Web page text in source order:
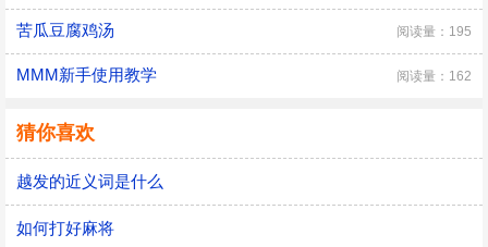
苦瓜豆腐鸡汤 阅读量：195
MMM新手使用教学 阅读量：162
猜你喜欢
越发的近义词是什么
如何打好麻将